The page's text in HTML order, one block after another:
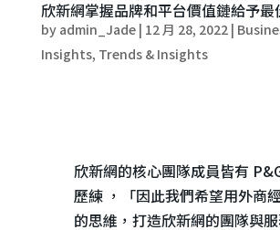
欣新網掌握品牌和平台價值鏈給予最
by admin_Jade| 12 月 28, 2022|
Insights, Trends & Insights
欣新網的核心團隊成員皆有
歷練 ，「因此我們希望用外商
的思維，打造欣新網的團隊與服